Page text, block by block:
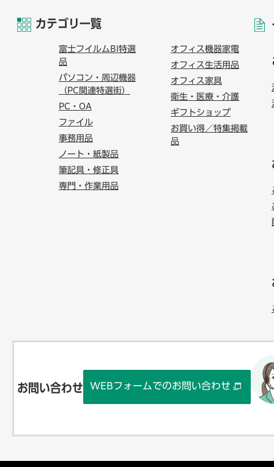
カテゴリ一覧
富士フイルムBI特選
品
パソコン・周辺機器
（PC関連特選街）
PC・OA
ファイル
事務用品
ノート・紙製品
筆記具・修正具
専門・作業用品
オフィス機器家電
オフィス生活用品
オフィス家具
衛生・医療・介護
ギフトショップ
お買い得／特集掲載
品
お問い合わせ WEBフォームでのお問い合わせ